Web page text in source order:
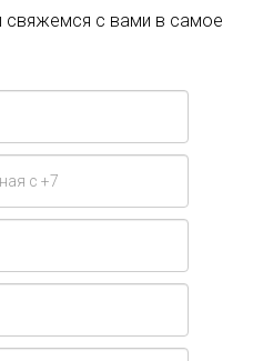
свяжемся с вами в самое